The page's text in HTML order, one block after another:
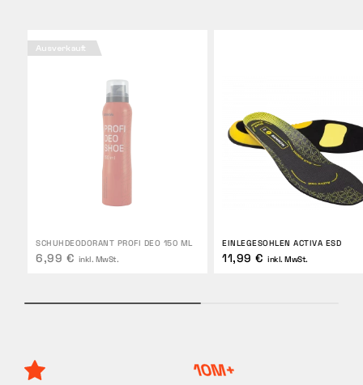
Ausverkauft
SCHUHDEODORANT PROFI DEO 150 ML
6,99 € inkl. MwSt.
EINLEGESOHLEN ACTIVA ESD
11,99 € inkl. MwSt.